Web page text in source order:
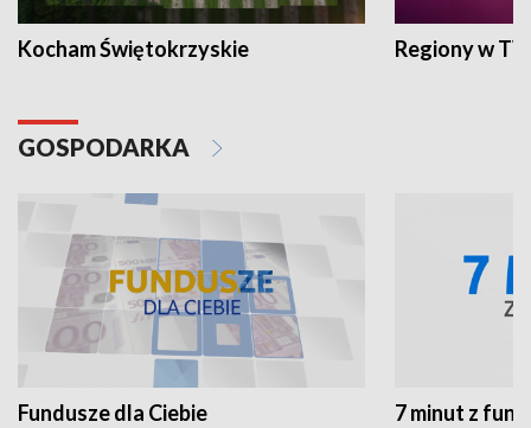
Kocham Świętokrzyskie Regiony w
GOSPODARKA
Fundusze dla Ciebie 7 minut z